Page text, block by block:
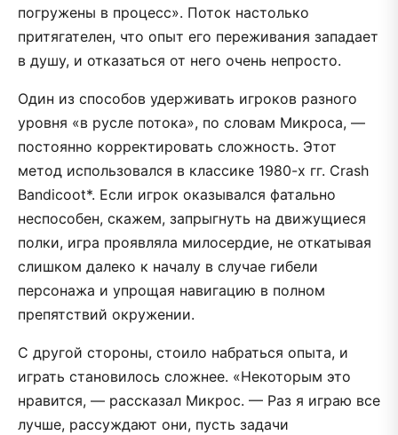
погружены в процесс». Поток настолько
притягателен, что опыт его переживания западает
в душу, и отказаться от него очень непросто.
Один из способов удерживать игроков разного
уровня «в русле потока», по словам Микроса, —
постоянно корректировать сложность. Этот
метод использовался в классике 1980-х гг. Crash
Bandicoot*. Если игрок оказывался фатально
неспособен, скажем, запрыгнуть на движущиеся
полки, игра проявляла милосердие, не откатывая
слишком далеко к началу в случае гибели
персонажа и упрощая навигацию в полном
препятствий окружении.
С другой стороны, стоило набраться опыта, и
играть становилось сложнее. «Некоторым это
нравится, — рассказал Микрос. — Раз я играю все
лучше, рассуждают они, пусть задачи